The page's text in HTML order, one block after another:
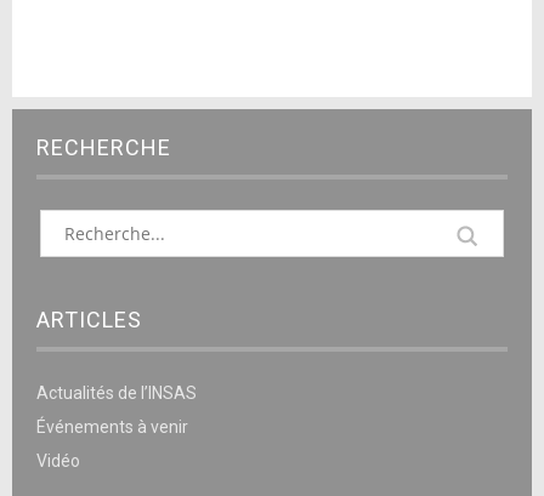
RECHERCHE
ARTICLES
Actualités de l’INSAS
Événements à venir
Vidéo